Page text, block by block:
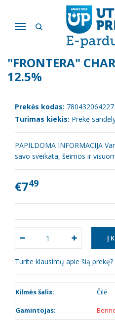
Navigacija
Vynas
Baltasis sausas vynas "Frontera"
BALTASIS
"FRONTERA"
12.5%
Prekės kodas: 780432064227
Turimas kiekis: Prekė
PAPILDOMA INFORMACIJA
savo sveikata, šeimos ir
€749
Turite klausimų apie šią prekę?
Kilmės šalis: Čilė
Gamintojas: